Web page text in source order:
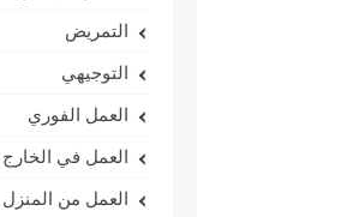
التمريض
التوجيهي
العمل الفوري
العمل في الخارج
العمل من المنزل